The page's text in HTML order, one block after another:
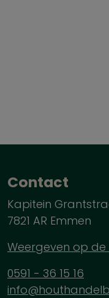
Contact
Kapitein
7821 AR Emmen
Weergeven op
0591 - 36 15 16